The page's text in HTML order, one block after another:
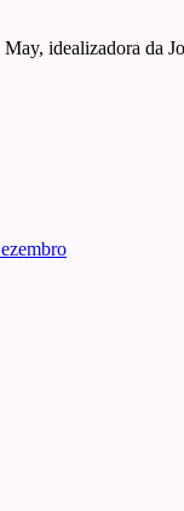
idealizadora da